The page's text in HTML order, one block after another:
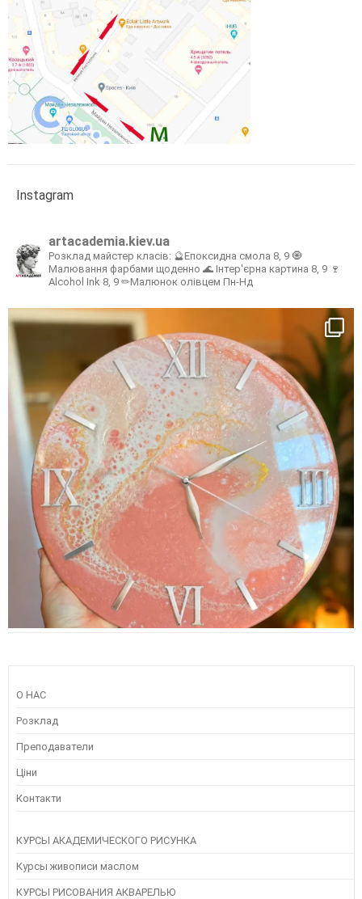
Instagram
artacademia.kiev.ua
Розклад майстер класів: 🔮Епоксидна смола 8, 9 🧿
Малювання фарбами щоденно 🌊 Інтер'єрна картина 8, 9 🍷
Alcohol Ink 8, 9 ✏Малюнок олівцем Пн-Нд
О НАС
Розклад
Преподаватели
Ціни
Контакти
КУРСЫ АКАДЕМИЧЕСКОГО РИСУНКА
Курсы живописи маслом
КУРСЫ РИСОВАНИЯ АКВАРЕЛЬЮ